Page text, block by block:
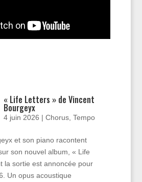
« Life Letters » de Vincent
Bourgeyx
4 juin 2026 |Chorus ,Tempo
et son piano racontent
son nouvel album, « Life
la sortie est annoncée pour
Un opus acoustique